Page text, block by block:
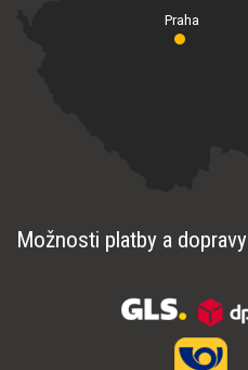
Praha
Možnosti platby a dopravy